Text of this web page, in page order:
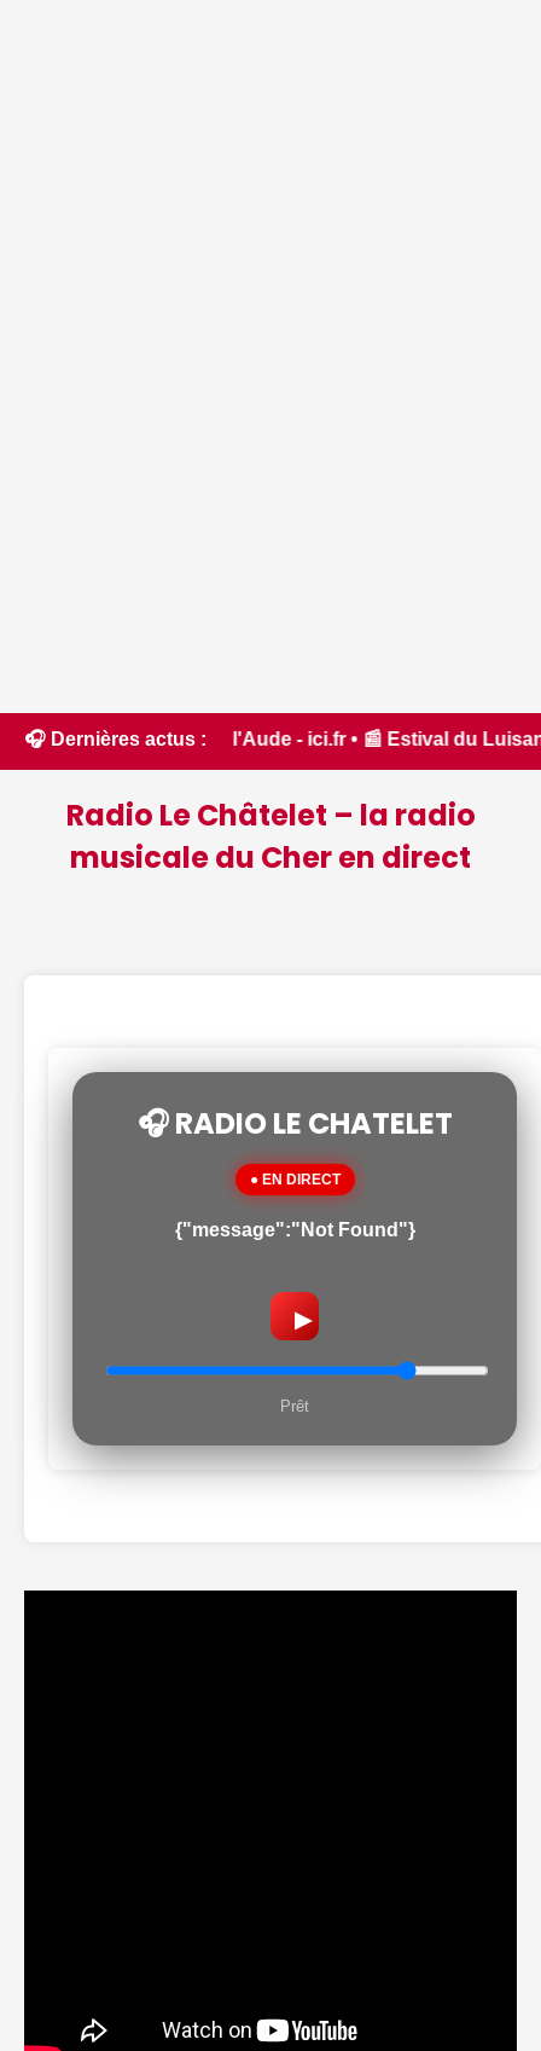
🎧 Dernières actus :
l'Aude - ici.fr • 📰 Estival du Luisant, rendez-
Radio Le Châtelet – la radio
musicale du Cher en direct
🎧 RADIO LE CHATELET
● EN DIRECT
{"message":"Not Found"}
▶
Prêt